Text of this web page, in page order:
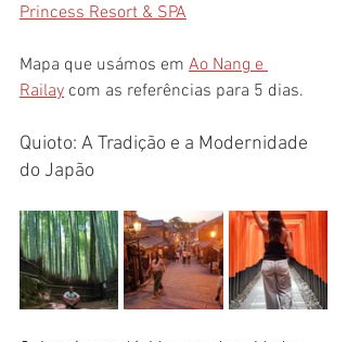
Princess Resort & SPA
Mapa que usámos em Ao Nang e
Railay com as referências para 5 dias.
Quioto: A Tradição e a Modernidade
do Japão